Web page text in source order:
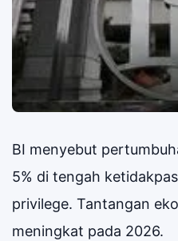
BI menyebut
5% di tengah
privilege. Tantangan
meningkat pada 2026.